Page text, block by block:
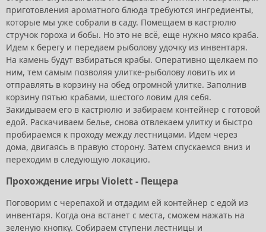
приготовления ароматного блюда требуются ингредиенты,
которые мы уже собрали в саду. Помещаем в кастрюлю
стручок гороха и бобы. Но это не всё, еще нужно мясо краба.
Идем к берегу и передаем рыболову удочку из инвентаря.
На камень будут взбираться крабы. Оперативно щелкаем по
ним, тем самым позволяя улитке-рыболову ловить их и
отправлять в корзину на обед огромной улитке. Заполнив
корзину пятью крабами, шестого ловим для себя.
Закидываем его в кастрюлю и забираем контейнер с готовой
едой. Раскачиваем белье, снова отвлекаем улитку и быстро
пробираемся к проходу между лестницами. Идем через
дома, двигаясь в правую сторону. Затем спускаемся вниз и
переходим в следующую локацию.
Прохождение игры Violett - Пещера
Поговорим с черепахой и отдадим ей контейнер с едой из
инвентаря. Когда она встанет с места, сможем нажать на
зеленую кнопку. Собираем ступени лестницы и